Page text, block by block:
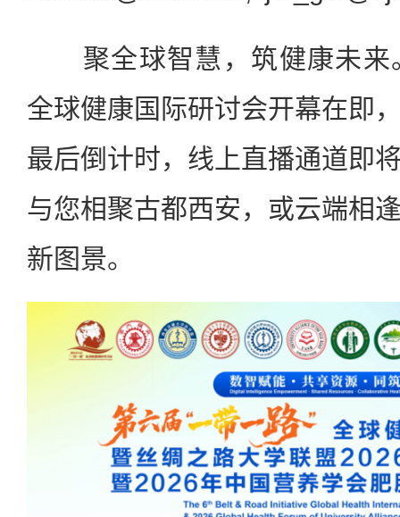
聚全球智慧，筑健康未来
全球健康国际研讨会开幕在即
最后倒计时，线上直播通道即
与您相聚古都西安，或云端相
新图景。